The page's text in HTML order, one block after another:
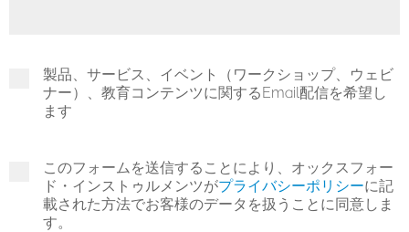
製品、サービス、イベント（ワークショップ、ウェビ
ナー）、教育コンテンツに関するEmail配信を希望し
ます
このフォームを送信することにより、オックスフォー
ド・インストゥルメンツがプライバシーポリシーに記
載された方法でお客様のデータを扱うことに同意しま
す。